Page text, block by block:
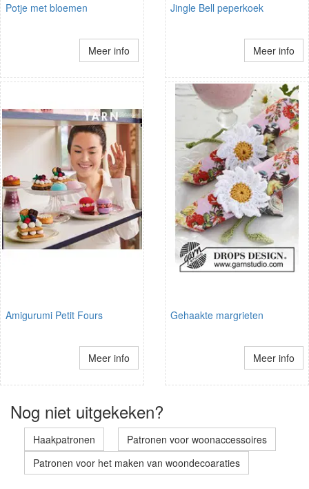
Potje met bloemen
Meer info
Jingle Bell peperkoek
Meer info
Amigurumi Petit Fours
Meer info
Gehaakte margrieten
Meer info
Nog niet uitgekeken?
Haakpatronen
Patronen voor woonaccessoires
Patronen voor het maken van woondecoaraties